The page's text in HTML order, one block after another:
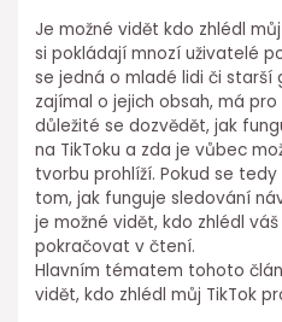
Je možné vidět kdo zhlédl
si pokládají mnozí uživatelé
se jedná o mladé lidi či starší
zajímal o jejich obsah, má
důležité se dozvědět, jak
na TikToku a zda je vůbec
tvorbu prohlíží. Pokud se
tom, jak funguje sledování
je možné vidět, kdo zhlédl
pokračovat v čtení.
Hlavním tématem tohoto
vidět, kdo zhlédl můj TikTok